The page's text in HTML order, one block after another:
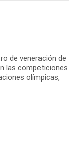
de veneración de
las competiciones
olímpicas,